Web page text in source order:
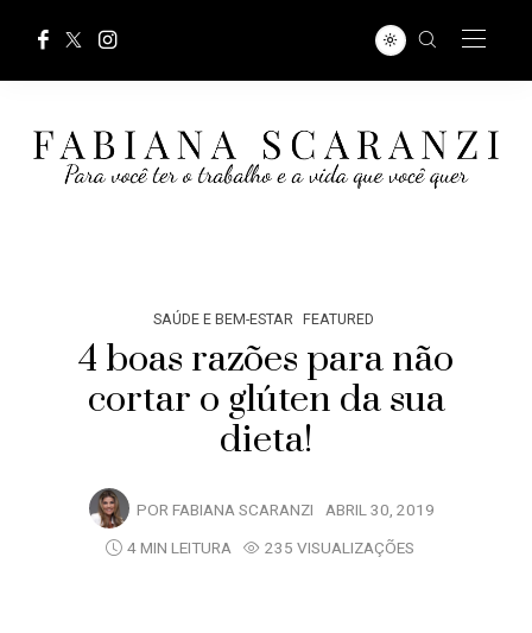
SAÚDE E BEM-ESTAR FEATURED
4 boas razões para não
cortar o glúten da sua
dieta!
POR FABIANA SCARANZI ABRIL 30, 2019
4 MIN LEITURA
235 VISUALIZAÇÕES